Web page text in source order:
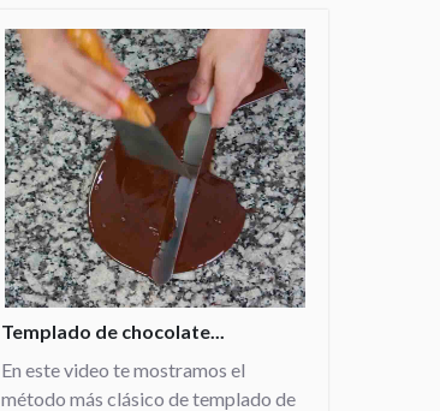
Templado de chocolate...
En este video te mostramos el
método más clásico de templado de